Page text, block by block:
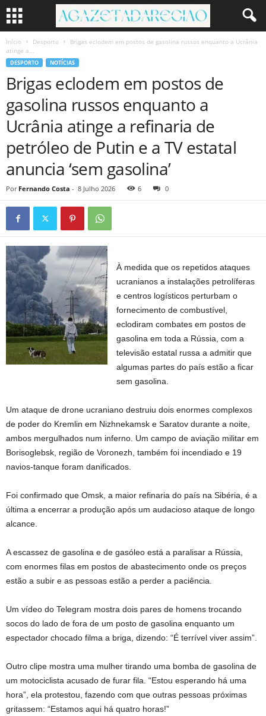
Início Desporto
Brigas eclodem em postos de gasolina russos enquanto a Ucrânia
atinge a...
DESPORTO NOTÍCIAS
Brigas eclodem em postos de
gasolina russos enquanto a
Ucrânia atinge a refinaria de
petróleo de Putin e a TV estatal
anuncia ‘sem gasolina’
Por Fernando Costa - 8 Julho 2026 6 0
À medida que os repetidos ataques
ucranianos a instalações petrolíferas
e centros logísticos perturbam o
fornecimento de combustível,
eclodiram combates em postos de
gasolina em toda a Rússia, com a
televisão estatal russa a admitir que
algumas partes do país estão a ficar
sem gasolina.
Um ataque de drone ucraniano destruiu dois enormes complexos
de poder do Kremlin em Nizhnekamsk e Saratov durante a noite,
ambos mergulhados num inferno. Um campo de aviação militar em
Borisoglebsk, região de Voronezh, também foi incendiado e 19
navios-tanque foram danificados.
Foi confirmado que Omsk, a maior refinaria do país na Sibéria, é a
última a encerrar a produção após um audacioso ataque de longo
alcance.
A escassez de gasolina e de gasóleo está a paralisar a Rússia,
com enormes filas em postos de abastecimento onde os preços
estão a subir e as pessoas estão a perder a paciência.
Um vídeo do Telegram mostra dois pares de homens trocando
socos do lado de fora de um posto de gasolina enquanto um
espectador chocado filma a briga, dizendo: “É terrível viver assim”.
Outro clipe mostra uma mulher tirando uma bomba de gasolina de
um motociclista acusado de furar fila. “Estou esperando há uma
hora”, ela protestou, fazendo com que outras pessoas próximas
gritassem: “Estamos aqui há quatro horas!”